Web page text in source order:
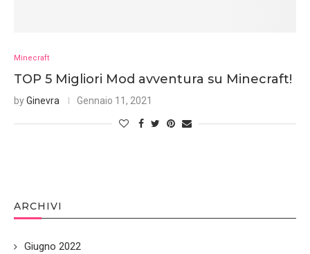
Minecraft
TOP 5 Migliori Mod avventura su Minecraft!
byGinevra Gennaio 11, 2021
ARCHIVI
Giugno 2022